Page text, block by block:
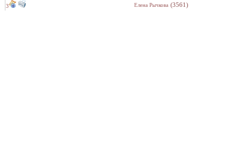
3
Елена Рычкова (3561)